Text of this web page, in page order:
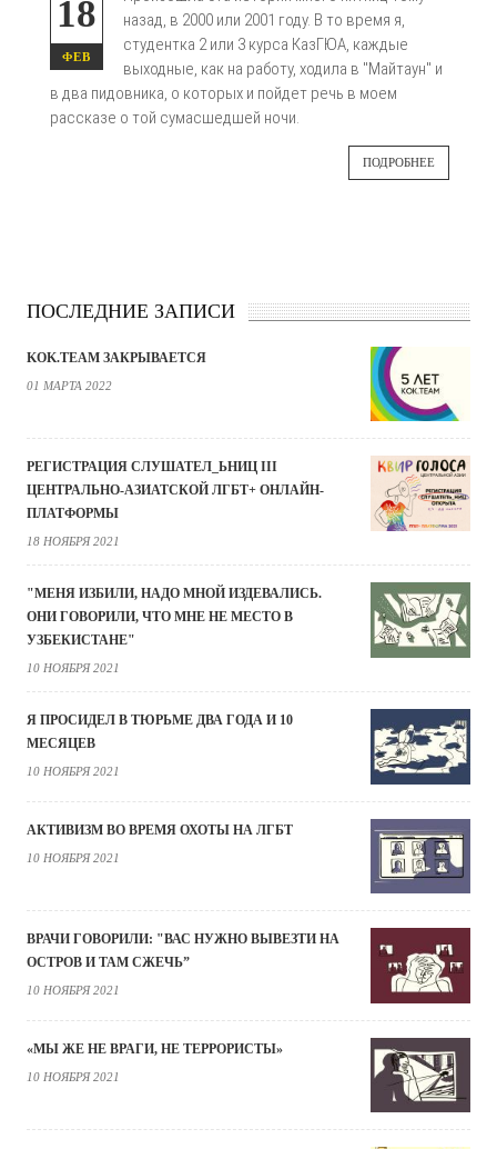
18
ФЕВ
назад, в 2000 или 2001 году. В то время я,
студентка 2 или 3 курса КазГЮА, каждые
выходные, как на работу, ходила в "Майтаун" и
в два пидовника, о которых и пойдет речь в моем
рассказе о той сумасшедшей ночи.
ПОДРОБНЕЕ
ПОСЛЕДНИЕ ЗАПИСИ
KOK.TEAM ЗАКРЫВАЕТСЯ
01 МАРТА 2022
РЕГИСТРАЦИЯ СЛУШАТЕЛ_ЬНИЦ III
ЦЕНТРАЛЬНО-АЗИАТСКОЙ ЛГБТ+ ОНЛАЙН-
ПЛАТФОРМЫ
18 НОЯБРЯ 2021
"МЕНЯ ИЗБИЛИ, НАДО МНОЙ ИЗДЕВАЛИСЬ.
ОНИ ГОВОРИЛИ, ЧТО МНЕ НЕ МЕСТО В
УЗБЕКИСТАНЕ"
10 НОЯБРЯ 2021
Я ПРОСИДЕЛ В ТЮРЬМЕ ДВА ГОДА И 10
МЕСЯЦЕВ
10 НОЯБРЯ 2021
АКТИВИЗМ ВО ВРЕМЯ ОХОТЫ НА ЛГБТ
10 НОЯБРЯ 2021
ВРАЧИ ГОВОРИЛИ: "ВАС НУЖНО ВЫВЕЗТИ НА
ОСТРОВ И ТАМ СЖЕЧЬ”
10 НОЯБРЯ 2021
«МЫ ЖЕ НЕ ВРАГИ, НЕ ТЕРРОРИСТЫ»
10 НОЯБРЯ 2021